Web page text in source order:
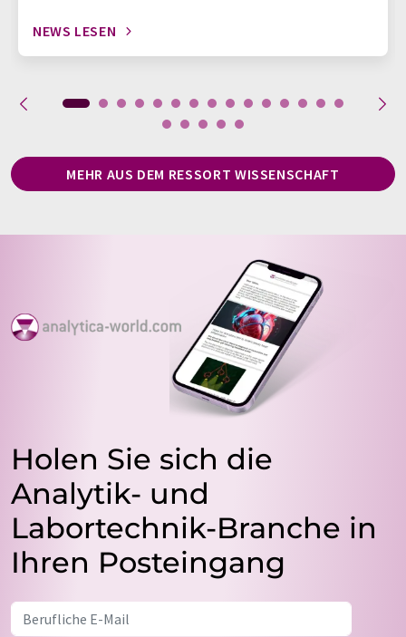
NEWS LESEN
MEHR AUS DEM RESSORT WISSENSCHAFT
Holen Sie sich die
Analytik- und
Labortechnik-Branche in
Ihren Posteingang